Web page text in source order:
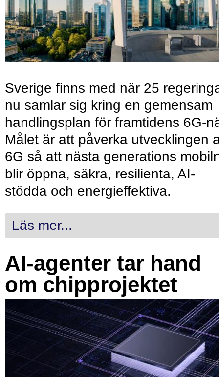
Sverige finns med när 25
nu samlar sig kring en gemensam
handlingsplan för framtidens 6G-
Målet är att påverka utvecklingen
6G så att nästa generations
blir öppna, säkra, resilienta, AI-
stödda och energieffektiva.
Läs mer...
AI-agenter tar hand
om chipprojektet